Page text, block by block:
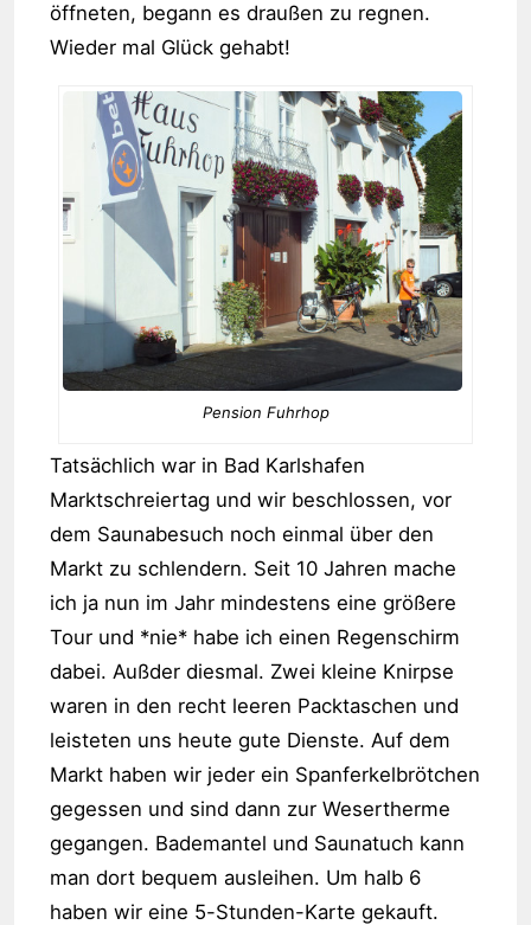
öffneten, begann es draußen zu regnen.
Wieder mal Glück gehabt!
Pension Fuhrhop
Tatsächlich war in Bad Karlshafen
Marktschreiertag und wir beschlossen, vor
dem Saunabesuch noch einmal über den
Markt zu schlendern. Seit 10 Jahren mache
ich ja nun im Jahr mindestens eine größere
Tour und *nie* habe ich einen Regenschirm
dabei. Außder diesmal. Zwei kleine Knirpse
waren in den recht leeren Packtaschen und
leisteten uns heute gute Dienste. Auf dem
Markt haben wir jeder ein Spanferkelbrötchen
gegessen und sind dann zur Wesertherme
gegangen. Bademantel und Saunatuch kann
man dort bequem ausleihen. Um halb 6
haben wir eine 5-Stunden-Karte gekauft.